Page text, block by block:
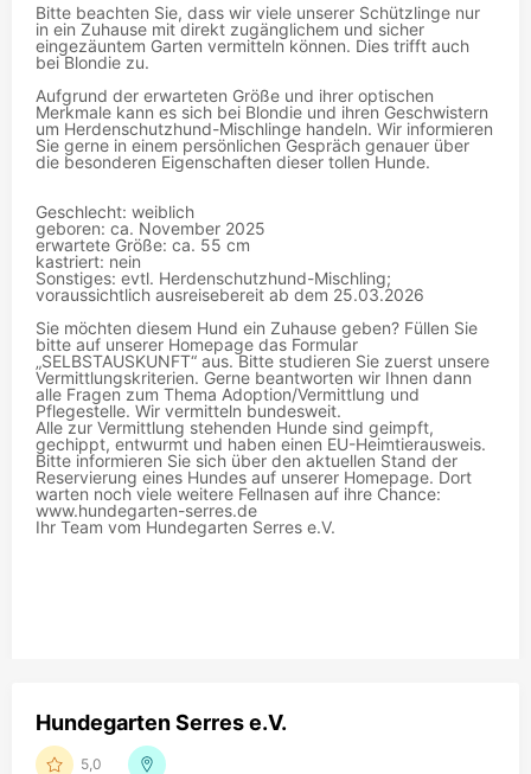
Bitte beachten Sie, dass wir viele unserer Schützlinge nur
in ein Zuhause mit direkt zugänglichem und sicher
eingezäuntem Garten vermitteln können. Dies trifft auch
bei Blondie zu.
Aufgrund der erwarteten Größe und ihrer optischen
Merkmale kann es sich bei Blondie und ihren Geschwistern
um Herdenschutzhund-Mischlinge handeln. Wir informieren
Sie gerne in einem persönlichen Gespräch genauer über
die besonderen Eigenschaften dieser tollen Hunde.
Geschlecht: weiblich
geboren: ca. November 2025
erwartete Größe: ca. 55 cm
kastriert: nein
Sonstiges: evtl. Herdenschutzhund-Mischling;
voraussichtlich ausreisebereit ab dem 25.03.2026
Sie möchten diesem Hund ein Zuhause geben? Füllen Sie
bitte auf unserer Homepage das Formular
„SELBSTAUSKUNFT“ aus. Bitte studieren Sie zuerst unsere
Vermittlungskriterien. Gerne beantworten wir Ihnen dann
alle Fragen zum Thema Adoption/Vermittlung und
Pflegestelle. Wir vermitteln bundesweit.
Alle zur Vermittlung stehenden Hunde sind geimpft,
gechippt, entwurmt und haben einen EU-Heimtierausweis.
Bitte informieren Sie sich über den aktuellen Stand der
Reservierung eines Hundes auf unserer Homepage. Dort
warten noch viele weitere Fellnasen auf ihre Chance:
www.hundegarten-serres.de
Ihr Team vom Hundegarten Serres e.V.
Hundegarten Serres e.V.
5,0